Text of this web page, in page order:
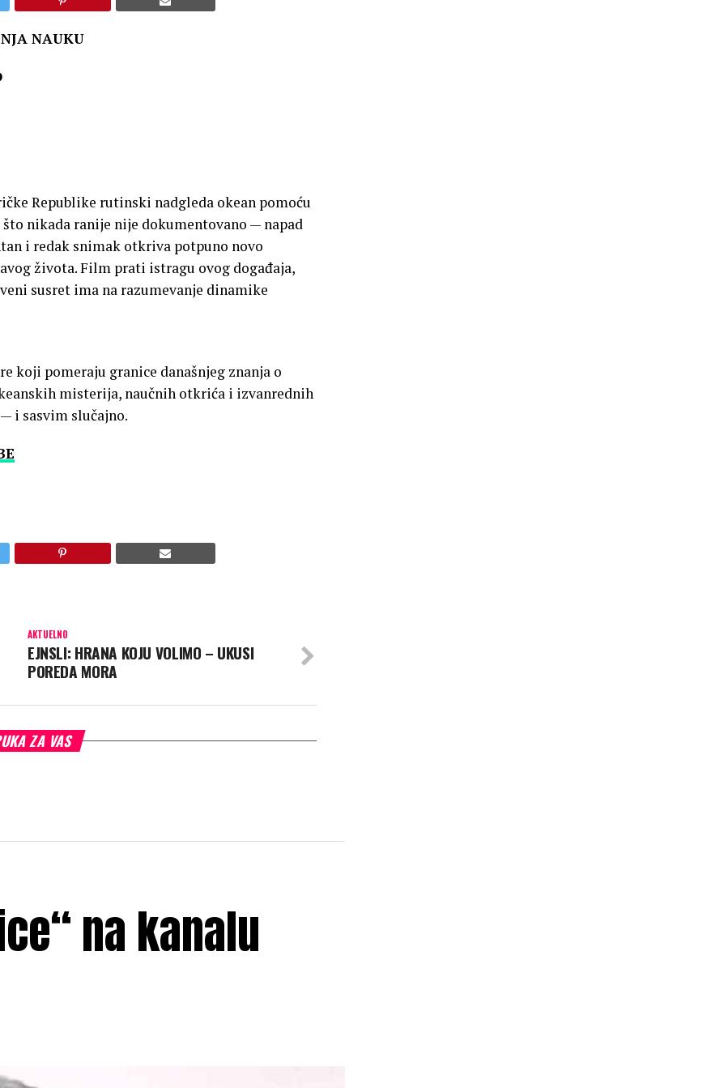
NAUKU
Republike rutinski nadgleda okean pomoću
nikada ranije nije dokumentovano — napad
i redak snimak otkriva potpuno novo
života. Film prati istragu ovog događaja,
susret ima na razumevanje dinamike
koji pomeraju granice današnjeg znanja o
misterija, naučnih otkrića i izvanrednih
i sasvim slučajno.
AKTUELNO
EJNSLI: HRANA KOJU VOLIMO – UKUSI
POREDA MORA
ZA VAS
na kanalu